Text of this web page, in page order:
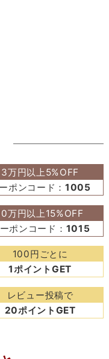
3万円以上5%OFF
ポンコード：1005
万円以上15%OFF
ポンコード： 1015
100円ごとに
1ポイントGET
レビュー投稿で
20ポイントGET